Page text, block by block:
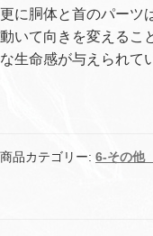
更に胴体と首のパーツ
動いて向きを変えるこ
な生命感が与えられて
商品カテゴリー: 6-その